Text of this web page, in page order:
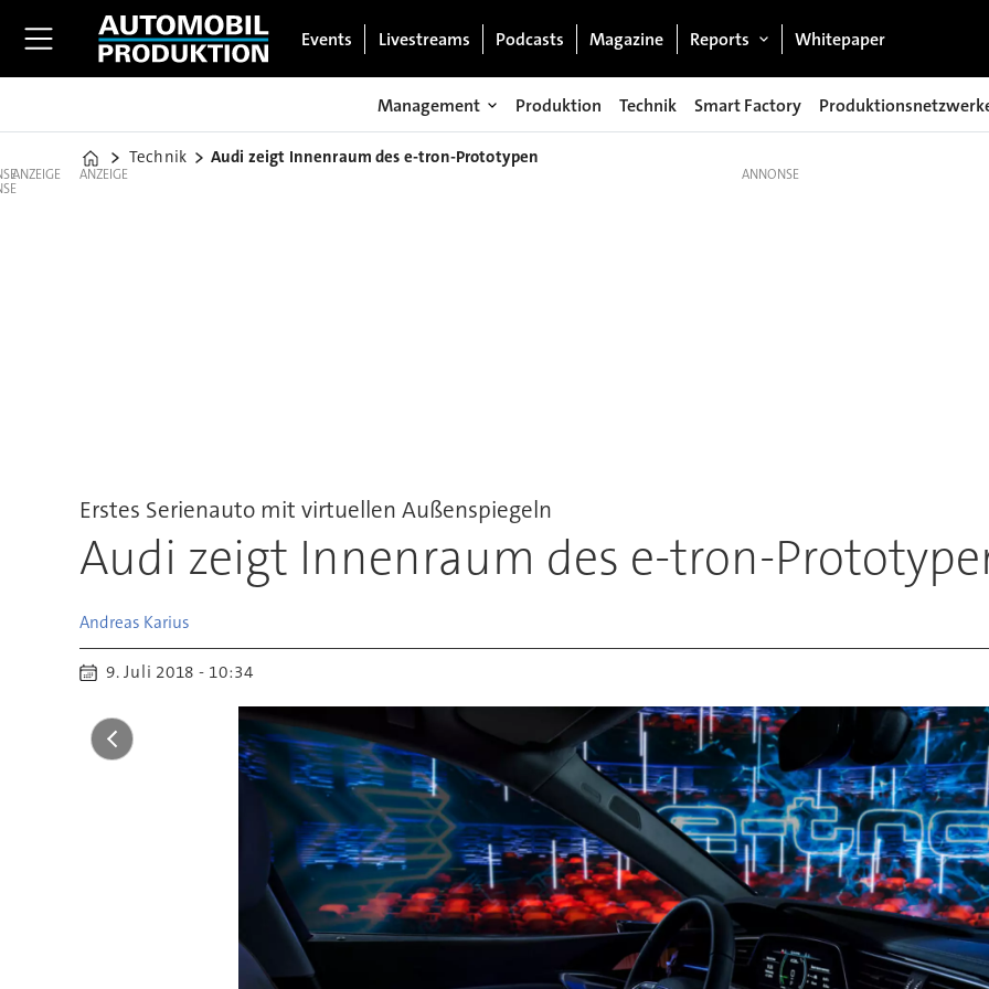
Events Livestreams Podcasts Magazine Reports Whitepaper
Management Produktion Technik Smart Factory
Home
Technik Audi zeigt Innenraum des e-tron-Prototypen
ANZEIGE ANZEIGE
Erstes Serienauto mit virtuellen Außenspiegeln
Audi zeigt Innenraum des e-tron-
Andreas Karius
9. Juli 2018 - 10:34